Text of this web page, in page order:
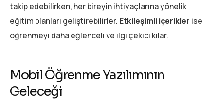
takip edebilirken, her bireyin ihtiyaçlarına yönelik
eğitim planları geliştirebilirler. Etkileşimli içerikler ise
öğrenmeyi daha eğlenceli ve ilgi çekici kılar.
Mobil Öğrenme Yazılımının
Geleceği